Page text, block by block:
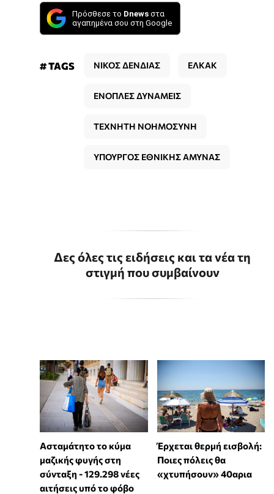
Πρόσθεσε το Dnews στα
αγαπημένα σου στη Google
# TAGS ΝΙΚΟΣ ΔΕΝΔΙΑΣ ΕΛΚΑΚ
ΕΝΟΠΛΕΣ ΔΥΝΑΜΕΙΣ
ΤΕΧΝΗΤΗ ΝΟΗΜΟΣΥΝΗ
ΥΠΟΥΡΓΟΣ ΕΘΝΙΚΗΣ ΑΜΥΝΑΣ
Δες όλες τις ειδήσεις και τα νέα τη
στιγμή που συμβαίνουν
Ασταμάτητο το κύμα
μαζικής φυγής στη
σύνταξη - 129.298 νέες
αιτήσεις υπό το φόβο
Έρχεται θερμή εισβολή:
Ποιες πόλεις θα
«χτυπήσουν» 40αρια